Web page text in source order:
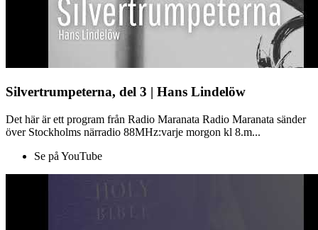
Silvertrumpeterna, del 3 | Hans Lindelöw
Det här är ett program från Radio Maranata Radio Maranata sänder
över Stockholms närradio 88MHz:varje morgon kl 8.m...
Se på YouTube